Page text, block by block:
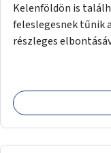
Kelenföldön is
feleslegesnek tűnik
részleges
aszfaltos területek.